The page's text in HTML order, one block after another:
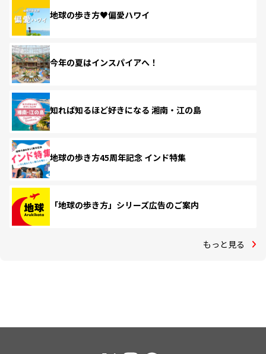
地球の歩き方♥偏愛ハワイ
今年の夏はインスパイアへ！
知れば知るほど好きになる 湘南・江の島
地球の歩き方45周年記念 インド特集
「地球の歩き方」シリーズ広告のご案内
もっと見る